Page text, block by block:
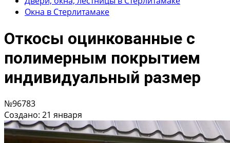
Окна в Стерлитамаке
Откосы оцинкованные с
полимерным покрытием
индивидуальный размер
№96783
Создано: 21 января